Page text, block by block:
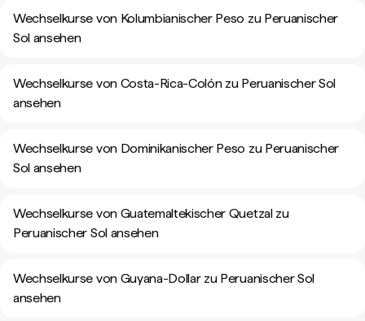
Wechselkurse von Kolumbianischer Peso zu Peruanischer
Sol ansehen
Wechselkurse von Costa-Rica-Colón zu Peruanischer Sol
ansehen
Wechselkurse von Dominikanischer Peso zu Peruanischer
Sol ansehen
Wechselkurse von Guatemaltekischer Quetzal zu
Peruanischer Sol ansehen
Wechselkurse von Guyana-Dollar zu Peruanischer Sol
ansehen